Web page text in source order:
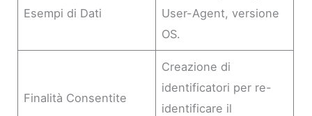
Esempi di Dati
User-Agent, versione
OS.
Finalità Consentite
Creazione di
identificatori per re-
identificare il